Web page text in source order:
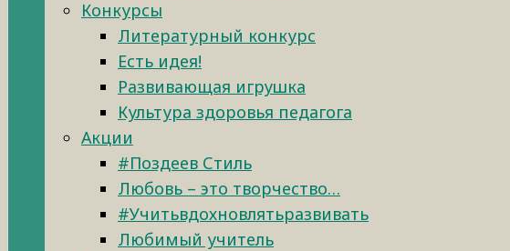
Конкурсы
Литературный конкурс
Есть идея!
Развивающая игрушка
Культура здоровья педагога
Акции
#Поздеев Стиль
Любовь – это творчество…
#Учитьвдохновлятьразвивать
Любимый учитель